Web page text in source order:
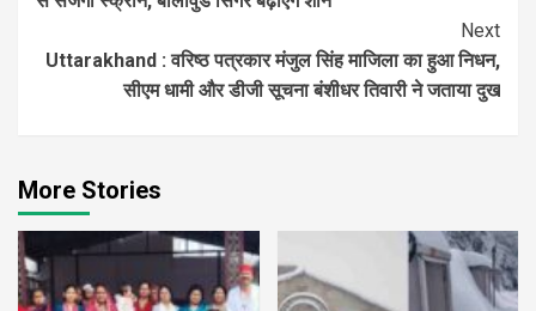
Next
Uttarakhand : वरिष्ठ पत्रकार मंजुल सिंह माजिला का हुआ निधन,
सीएम धामी और डीजी सूचना बंशीधर तिवारी ने जताया दुख
More Stories